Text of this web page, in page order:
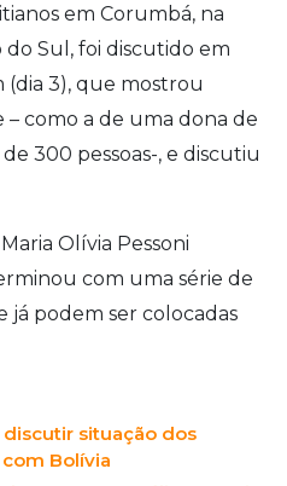
em Corumbá, na
Sul, foi discutido em
3), que mostrou
– como a de uma dona de
300 pessoas-, e discutiu
Olívia Pessoni
com uma série de
já podem ser colocadas
situação dos
Bolívia